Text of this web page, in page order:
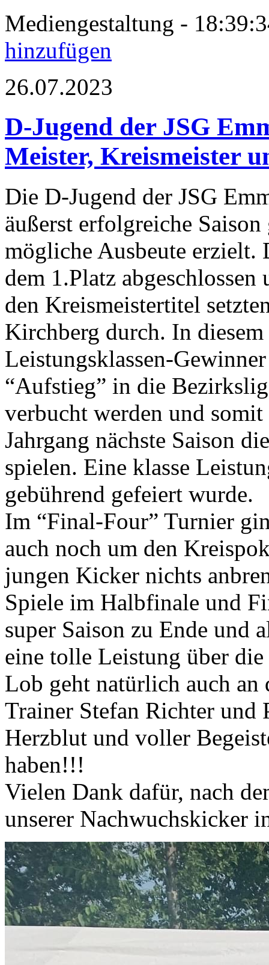
Mediengestaltung -
hinzufügen
26.07.2023
D-Jugend der JSG
Meister, Kreismeister
Die D-Jugend der JSG
äußerst erfolgreiche
mögliche Ausbeute erzielt.
dem 1.Platz
den Kreismeistertitel
Kirchberg durch. In
Leistungsklassen-
“Aufstieg” in die
verbucht werden und
Jahrgang nächste Saison
spielen. Eine klasse
gebührend gefeiert wurde.
Im “Final-Four” Turnier
auch noch um den
jungen Kicker nichts
Spiele im Halbfinale und
super Saison zu Ende und
eine tolle Leistung über die
Lob geht natürlich auch an
Trainer Stefan Richter
Herzblut und voller
haben!!!
Vielen Dank dafür, nach
unserer Nachwuchskicker